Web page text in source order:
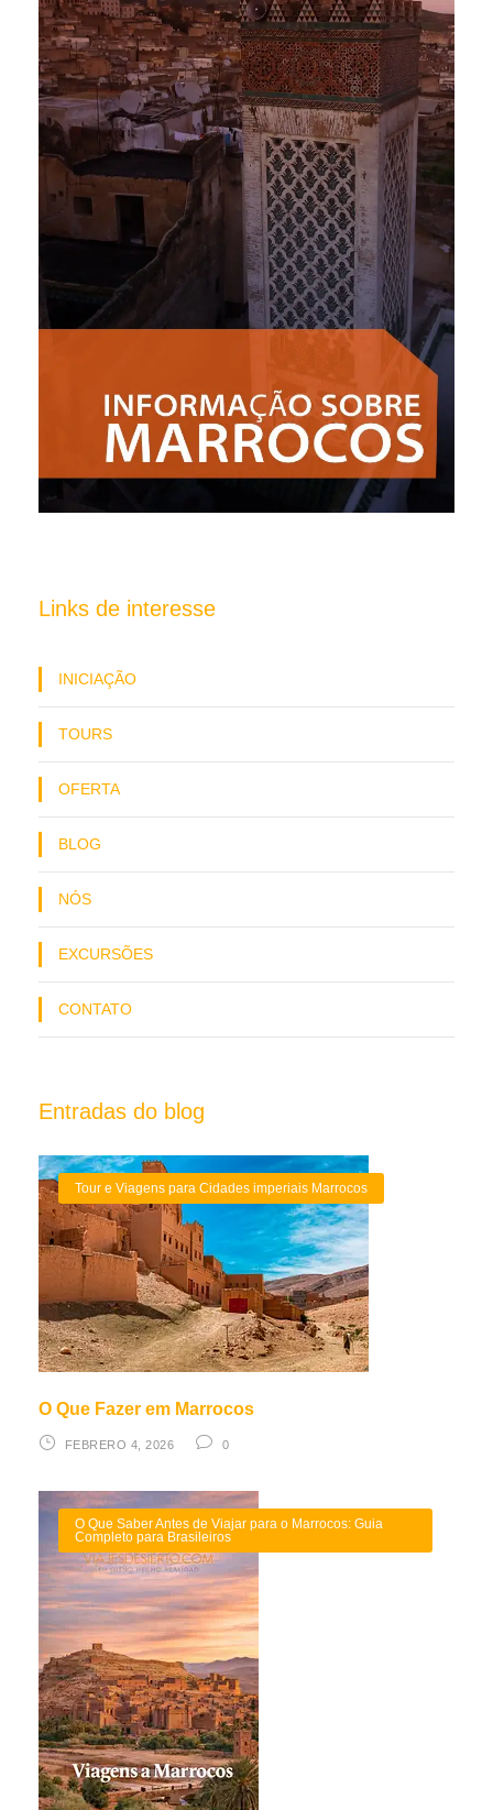
Links de interesse
INICIAÇÃO
TOURS
OFERTA
BLOG
NÓS
EXCURSÕES
CONTATO
Entradas do blog
Tour e Viagens para Cidades imperiais Marrocos
O Que Fazer em Marrocos
FEBRERO 4, 2026 0
O Que Saber Antes de Viajar para o Marrocos: Guia
Completo para Brasileiros